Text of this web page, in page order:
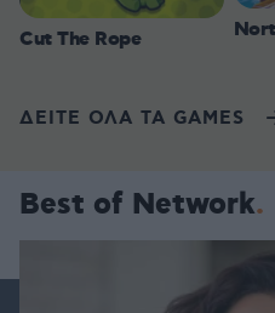
Cut The Rope
ΔΕΙΤΕ ΟΛΑ ΤΑ GAMES
Best of Network